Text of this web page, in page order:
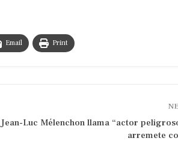
Email Print
Jean-Luc Mélenchon llama “actor
arremete